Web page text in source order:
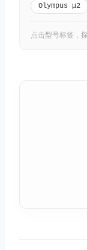
Olympus μ2
点击型号标签，